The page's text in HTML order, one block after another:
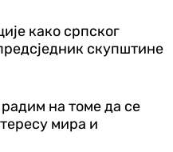
како српског
скупштине
на томе да се
мира и